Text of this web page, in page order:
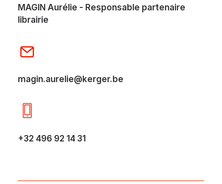
MAGIN Aurélie - Responsable partenaire
librairie
magin.aurelie@kerger.be
+32 496 92 14 31